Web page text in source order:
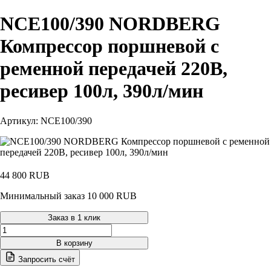
NCE100/390 NORDBERG
Компрессор поршневой с
ременной передачей 220В,
ресивер 100л, 390л/мин
Артикул: NCE100/390
44 800 RUB
Минимальный заказ 10 000 RUB
Заказ в 1 клик
Количество
товара
NCE100/390
NORDBERG
В корзину
Запросить счёт